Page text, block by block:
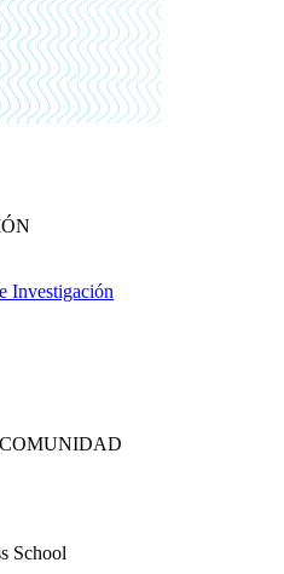
Investigación
School